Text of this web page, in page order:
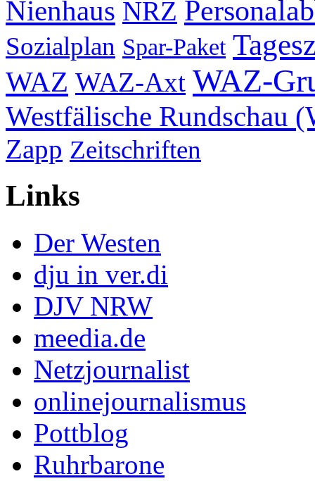
Nienhaus NRZ
Sozialplan Spar-Paket
WAZ WAZ-Axt WAZ-
Westfälische Rundschau
Zapp Zeitschriften
Links
Der Westen
dju in ver.di
DJV NRW
meedia.de
Netzjournalist
onlinejournalismus
Pottblog
Ruhrbarone